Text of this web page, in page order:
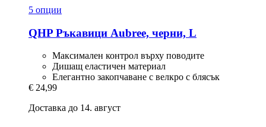
5 опции
QHP Ръкавици Aubree, черни, L
Максимален контрол върху поводите
Дишащ еластичен материал
Елегантно закопчаване с велкро с блясък
€ 24,99
Доставка до 14. август